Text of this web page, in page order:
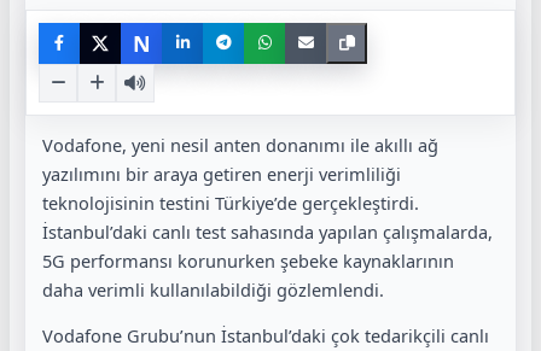
N
Vodafone, yeni nesil anten donanımı ile akıllı ağ
yazılımını bir araya getiren enerji verimliliği
teknolojisinin testini Türkiye’de gerçekleştirdi.
İstanbul’daki canlı test sahasında yapılan çalışmalarda,
5G performansı korunurken şebeke kaynaklarının
daha verimli kullanılabildiği gözlemlendi.
Vodafone Grubu’nun İstanbul’daki çok tedarikçili canlı